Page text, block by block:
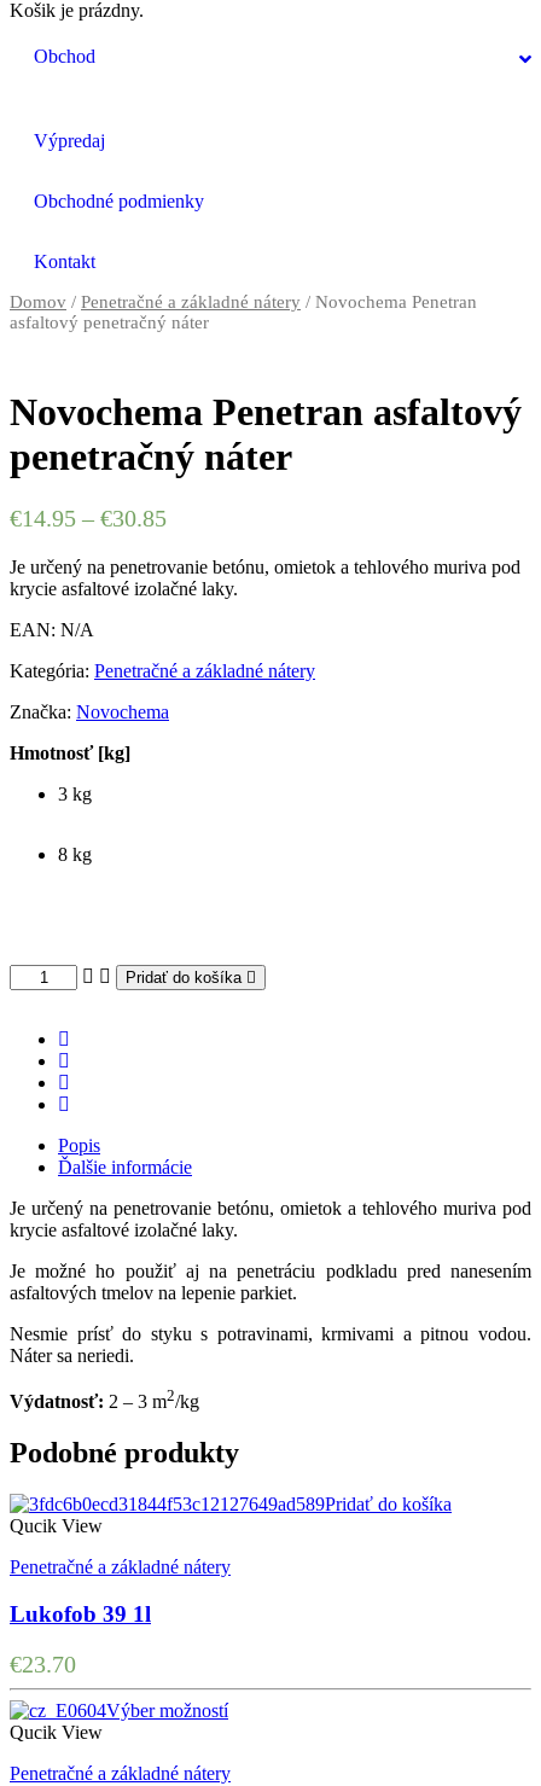
Košik je prázdny.
Obchod
Výpredaj
Obchodné podmienky
Kontakt
Domov / Penetračné a základné nátery / Novochema Penetran
asfaltový penetračný náter
Novochema Penetran asfaltový
penetračný náter
€14.95 – €30.85
Je určený na penetrovanie betónu, omietok a tehlového muriva pod
krycie asfaltové izolačné laky.
EAN: N/A
Kategória: Penetračné a základné nátery
Značka: Novochema
Hmotnosť [kg]
3 kg
8 kg
Pridať do košíka
Popis
Ďalšie informácie
Je určený na penetrovanie betónu, omietok a tehlového muriva pod
krycie asfaltové izolačné laky.
Je možné ho použiť aj na penetráciu podkladu pred nanesením
asfaltových tmelov na lepenie parkiet.
Nesmie prísť do styku s potravinami, krmivami a pitnou vodou.
Náter sa neriedi.
Výdatnosť: 2 – 3 m2/kg
Podobné produkty
Pridať do košíka
Qucik View
Penetračné a základné nátery
Lukofob 39 1l
€23.70
Výber možností
Qucik View
Penetračné a základné nátery